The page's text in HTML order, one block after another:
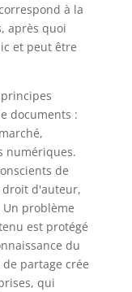
à la
après quoi
et peut être
documents :
numériques.
de
d'auteur,
problème
est protégé
du
partage crée
qui